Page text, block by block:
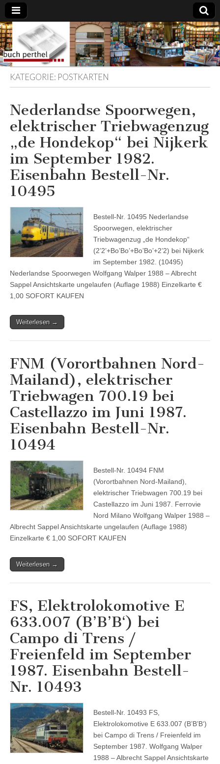
Buchhandlung
am Gasteig
KATEGORIE: POSTKARTEN
Nederlandse Spoorwegen,
elektrischer Triebwagenzug
„de Hondekop“ bei Nijkerk
im September 1982.
Eisenbahn Bestell-Nr.
10495
Bestell-Nr. 10495 Nederlandse
Spoorwegen, elektrischer
Triebwagenzug „de Hondekop“
(2’2’+Bo’Bo’+Bo’Bo’+2’2) bei Nijkerk
im September 1982. (10495)
Nederlandse Spoorwegen Wolfgang Walper 1988 – Albrecht
Sappel Ansichtskarte ungelaufen (Auflage 1988) Einzelkarte €
1,00 SOFORT KAUFEN
Weiterlesen →
FNM (Vorortbahnen Nord-
Mailand), elektrischer
Triebwagen 700.19 bei
Castellazzo im Juni 1987.
Eisenbahn Bestell-Nr.
10494
Bestell-Nr. 10494 FNM
(Vorortbahnen Nord-Mailand),
elektrischer Triebwagen 700.19 bei
Castellazzo im Juni 1987. Ferrovie
Nord Milano Wolfgang Walper 1988 –
Albrecht Sappel Ansichtskarte ungelaufen (Auflage 1988)
Einzelkarte € 1,00 SOFORT KAUFEN
Weiterlesen →
FS, Elektrolokomotive E
633.007 (B’B’B‘) bei
Campo di Trens /
Freienfeld im September
1987. Eisenbahn Bestell-
Nr. 10493
Bestell-Nr. 10493 FS,
Elektrolokomotive E 633.007 (B’B’B‘)
bei Campo di Trens / Freienfeld im
September 1987. Wolfgang Walper
1988 – Albrecht Sappel Ansichtskarte